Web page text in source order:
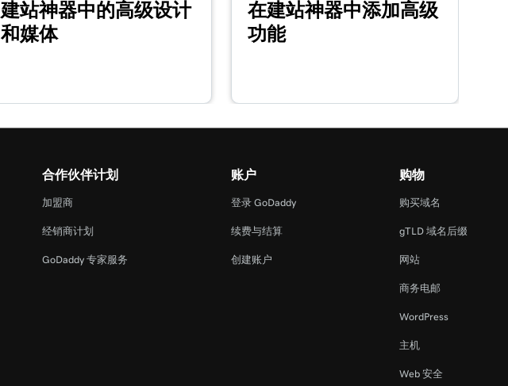
建站神器中的高级设计
和媒体
在建站神器中添加高级
功能
合作伙伴计划
加盟商
经销商计划
GoDaddy 专家服务
账户
登录 GoDaddy
续费与结算
创建账户
购物
购买域名
gTLD 域名后缀
网站
商务电邮
WordPress
主机
Web 安全